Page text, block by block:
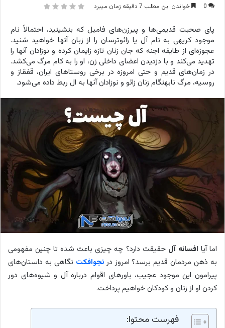
0
خواندن این مطلب 7 دقیقه زمان میبرد
پای صحبت قدیمی‌ها و پیرزن‌های فامیل که بنشینید، احتمالاً نام
موجود کریهی به نام آل یا زائوترسان را از زبان آنها خواهید شنید.
عجوزه‌ای از طایفه اجنه که جان زنان تازه زایمان کرده و نوزادان آنها را
تهدید می‌کند و با دزدیدن اعضای داخلی زن، او را به کام مرگ می‌کشد.
در زمان‌های قدیم و حتی امروزه در برخی روستاهای ایران، قفقاز و
روسیه، مرگ نابهنگام زنان زائو و نوزادان آنها به ال ربط داده می‌شود.
اما آیا افسانه آل حقیقت دارد؟ چه چیزی باعث شده تا چنین مفهومی
به ذهن مردمان قدیم برسد؟ امروز درنجوافکت نگاهی به داستان‌های
پیرامون این موجود عجیب، باورهای اقوام درباره آل و شیوه‌های دور
کردن او از زنان و کودکان خواهیم پرداخت.
فهرست محتوا: